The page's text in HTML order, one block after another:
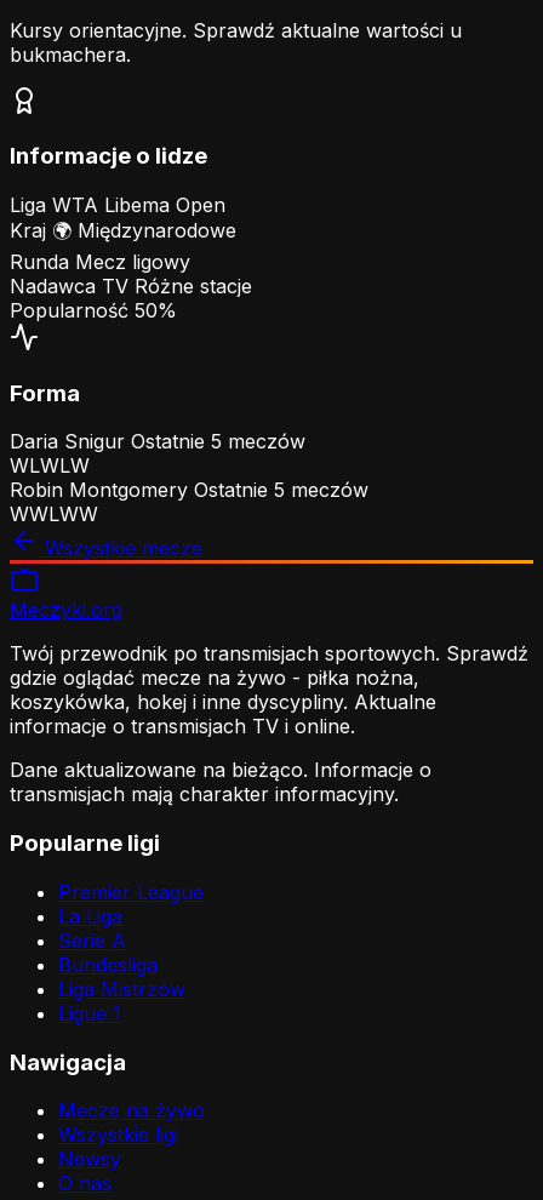
Kursy orientacyjne. Sprawdź aktualne wartości u
bukmachera.
Informacje o lidze
Liga WTA Libema Open
Kraj 🌍 Międzynarodowe
Runda Mecz ligowy
Nadawca TV Różne stacje
Popularność 50%
Forma
Daria Snigur Ostatnie 5 meczów
WLWLW
Robin Montgomery Ostatnie 5 meczów
WWLWW
Wszystkie mecze
Meczyki.org
Twój przewodnik po transmisjach sportowych. Sprawdź
gdzie oglądać mecze na żywo - piłka nożna,
koszykówka, hokej i inne dyscypliny. Aktualne
informacje o transmisjach TV i online.
Dane aktualizowane na bieżąco. Informacje o
transmisjach mają charakter informacyjny.
Popularne ligi
Premier League
La Liga
Serie A
Bundesliga
Liga Mistrzów
Ligue 1
Nawigacja
Mecze na żywo
Wszystkie ligi
Newsy
O nas